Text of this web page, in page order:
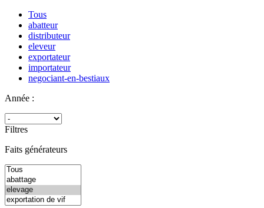
Tous
abatteur
distributeur
eleveur
exportateur
importateur
negociant-en-bestiaux
Année :
Filtres
Faits générateurs